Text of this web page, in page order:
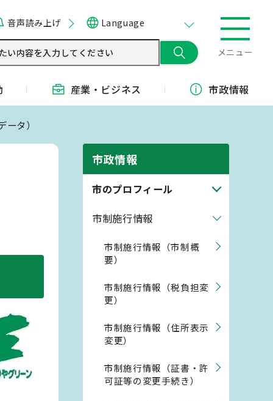
音声読み上げ Language
メニュー
産業・ ビジネス 市政情報
タ）
市政情報
市のプロフィール
市制施行情報
市制施行情報（市制概
要）
市制施行情報（税負担変
更）
市制施行情報（住所表示
変更）
市制施行情報（証書・許
可証等の変更手続き）